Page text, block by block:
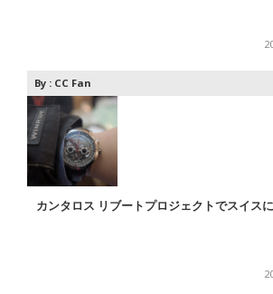
By : CC Fan
カンタロス リブートプロジェクトでスイスに